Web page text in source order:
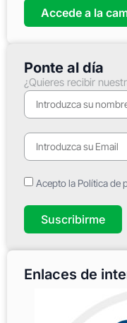
Accede a la
Ponte al día
¿Quieres recibir
Acepto la Política de
Suscribirme
Enlaces de